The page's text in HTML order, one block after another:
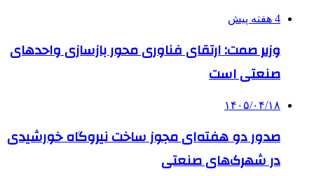
4 هفته پیش
وزیر صمت: ارتقای فناوری محور بازسازی واحدهای
صنعتی است
۱۴۰۵/۰۴/۱۸
صدور دو هفته‌ای مجوز ساخت نیروگاه خورشیدی
در شهرک‌های صنعتی